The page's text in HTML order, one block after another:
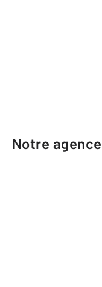
Notre agence